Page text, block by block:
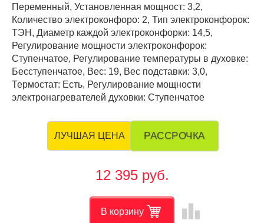
Переменный, Установленная мощност: 3,2,
Количество электроконфоро: 2, Тип электроконфорок:
ТЭН, Диаметр каждой электроконфорки: 14,5,
Регулирование мощности электроконфорок:
Ступенчатое, Регулирование температуры в духовке:
Бесступенчатое, Вес: 19, Вес подставки: 3,0,
Термостат: Есть, Регулирование мощности
электронагревателей духовки: Ступенчатое
ЛУЧШАЯ ЦЕНА РАССРОЧКА
12 395 руб.
В корзину leaderboard